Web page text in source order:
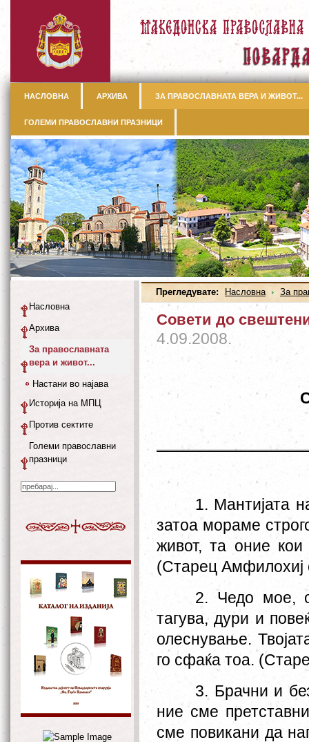
НАСЛОВНА АРХИВА ЗА ПРАВОСЛАВНАТА ВЕРА И ЖИВОТ...
ГОЛЕМИ ПРАВОСЛАВНИ ПРАЗНИЦИ
Прегледувате: Насловна За
Совети до
4.09.2008.
1. Мантијата
затоа мораме
живот, та оние кои
(Старец
2. Чедо мое,
тагува, дури и
олеснување.
го сфаќа тоа.
3. Брачни и
ние сме
сме повикани да
Насловна
Архива
За православната
вера и живот...
Настани во најава
Историја на МПЦ
Против сектите
Големи православни
празници